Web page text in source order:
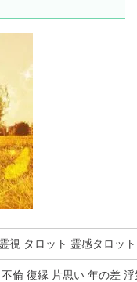
視 タロット 霊感タロット
倫 復縁 片思い 年の差